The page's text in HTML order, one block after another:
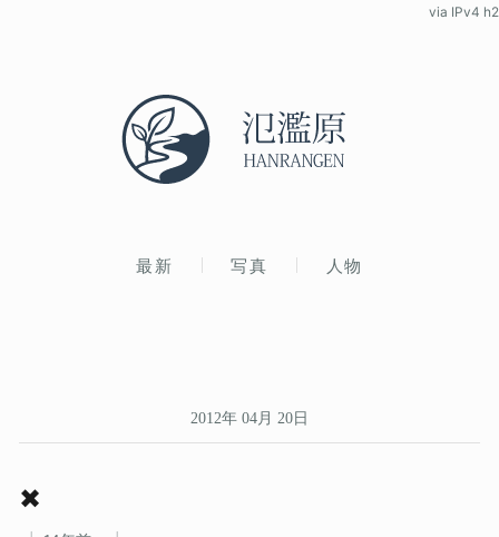
最新 写真 人物
via IPv4 h2
2012年 04月 20日
✖